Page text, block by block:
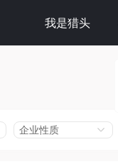
我是猎头
企业性质